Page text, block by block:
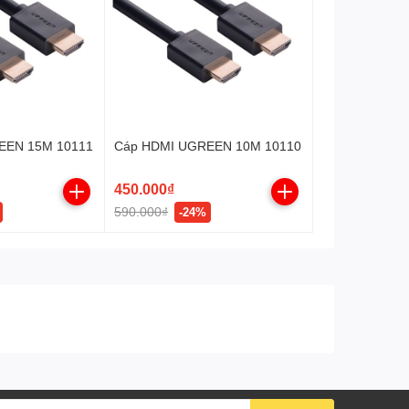
15M 10111 Cáp HDMI UGREEN 10M 10110
450.000₫
590.000₫ -24%